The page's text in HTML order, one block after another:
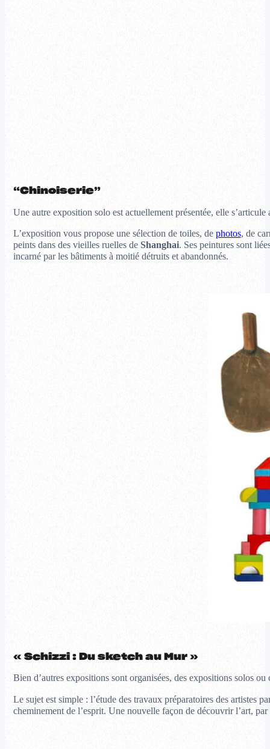
“Chinoiserie”
Une autre exposition solo est actuellement présentée, elle s’articule
L’exposition vous propose une sélection de toiles, de photos, de
peints dans des vieilles ruelles de Shanghai. Ses peintures sont
incarné par les bâtiments à moitié détruits et abandonnés.
« Schizzi : Du sketch au Mur »
Bien d’autres expositions sont organisées, des expositions solos
Le sujet est simple : l’étude des travaux préparatoires des artistes
cheminement de l’esprit. Une nouvelle façon de découvrir l’art,